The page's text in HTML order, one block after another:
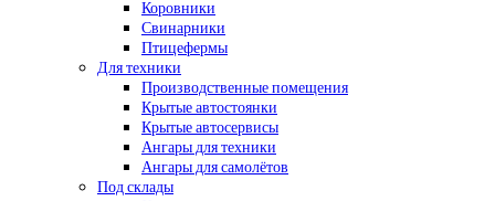
Коровники
Свинарники
Птицефермы
Для техники
Производственные помещения
Крытые автостоянки
Крытые автосервисы
Ангары для техники
Ангары для самолётов
Под склады